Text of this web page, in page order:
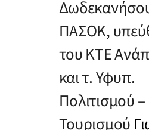
ΠΑΣΟΚ,
του ΚΤΕ
και τ. Υφυπ.
Πολιτισμού –
Τουρισμού